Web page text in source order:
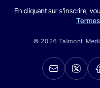
En cliquant sur s'inscrire,
© 2026 Talmont